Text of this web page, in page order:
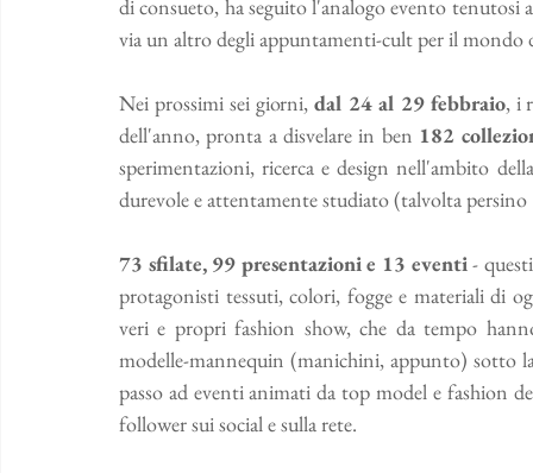
di consueto, ha seguito l'analogo evento tenutosi
via un altro degli appuntamenti-cult per il mondo
Nei prossimi sei giorni, dal 24 al 29 febbraio, i
dell'anno, pronta a disvelare in ben 182
sperimentazioni, ricerca e design nell'ambito
durevole e attentamente studiato (talvolta
73 sfilate, 99 presentazioni e 13 eventi -
protagonisti tessuti, colori, fogge e materiali di
veri e propri fashion show, che da tempo
modelle-mannequin (manichini, appunto) sotto
passo ad eventi animati da top model e fashion
follower sui social e sulla rete.